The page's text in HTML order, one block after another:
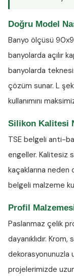
Doğru Model
Banyo ölçüsü
banyolarda açılır
banyolarda
çözüm sunar. L
kullanımını
Silikon Kalitesi
TSE belgeli anti-
engeller. Kalitesiz
kaçaklarına neden
belgeli malzeme
Profil
Paslanmaz çelik
dayanıklıdır.
dekorasyonunuzla
projelerimizde